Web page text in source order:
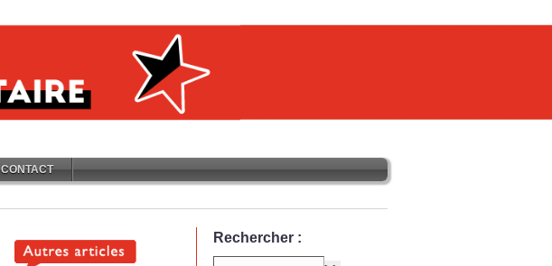
CONTACT
Rechercher :